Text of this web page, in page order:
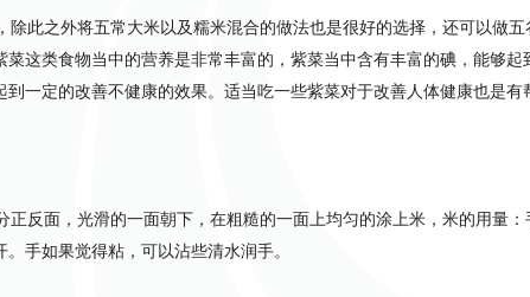
此之外将五常大米以及糯米混合的做法也是很好的选择，还可以做
这类食物当中的营养是非常丰富的，紫菜当中含有丰富的碘，能够起
一定的改善不健康的效果。适当吃一些紫菜对于改善人体健康也是有
反面，光滑的一面朝下，在粗糙的一面上均匀的涂上米，米的用量：
手如果觉得粘，可以沾些清水润手。